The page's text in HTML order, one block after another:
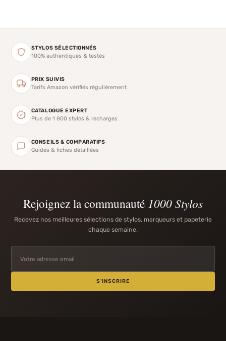
STYLOS SÉLECTIONNÉS
100% authentiques & testés
PRIX SUIVIS
Tarifs Amazon vérifiés régulièrement
CATALOGUE EXPERT
Plus de 1 800 stylos & recharges
CONSEILS & COMPARATIFS
Guides & fiches détaillées
Rejoignez la communauté 1000 Stylos
Recevez nos meilleures sélections de stylos, marqueurs et papeterie
chaque semaine.
S'INSCRIRE